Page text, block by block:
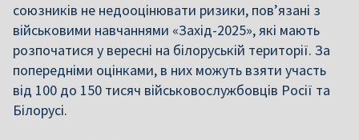
союзників не недооцінювати ризики, пов’язані з
військовими навчаннями «Захід-2025», які мають
розпочатися у вересні на білоруській території. За
попередніми оцінками, в них можуть взяти участь
від 100 до 150 тисяч військовослужбовців Росії та
Білорусі.